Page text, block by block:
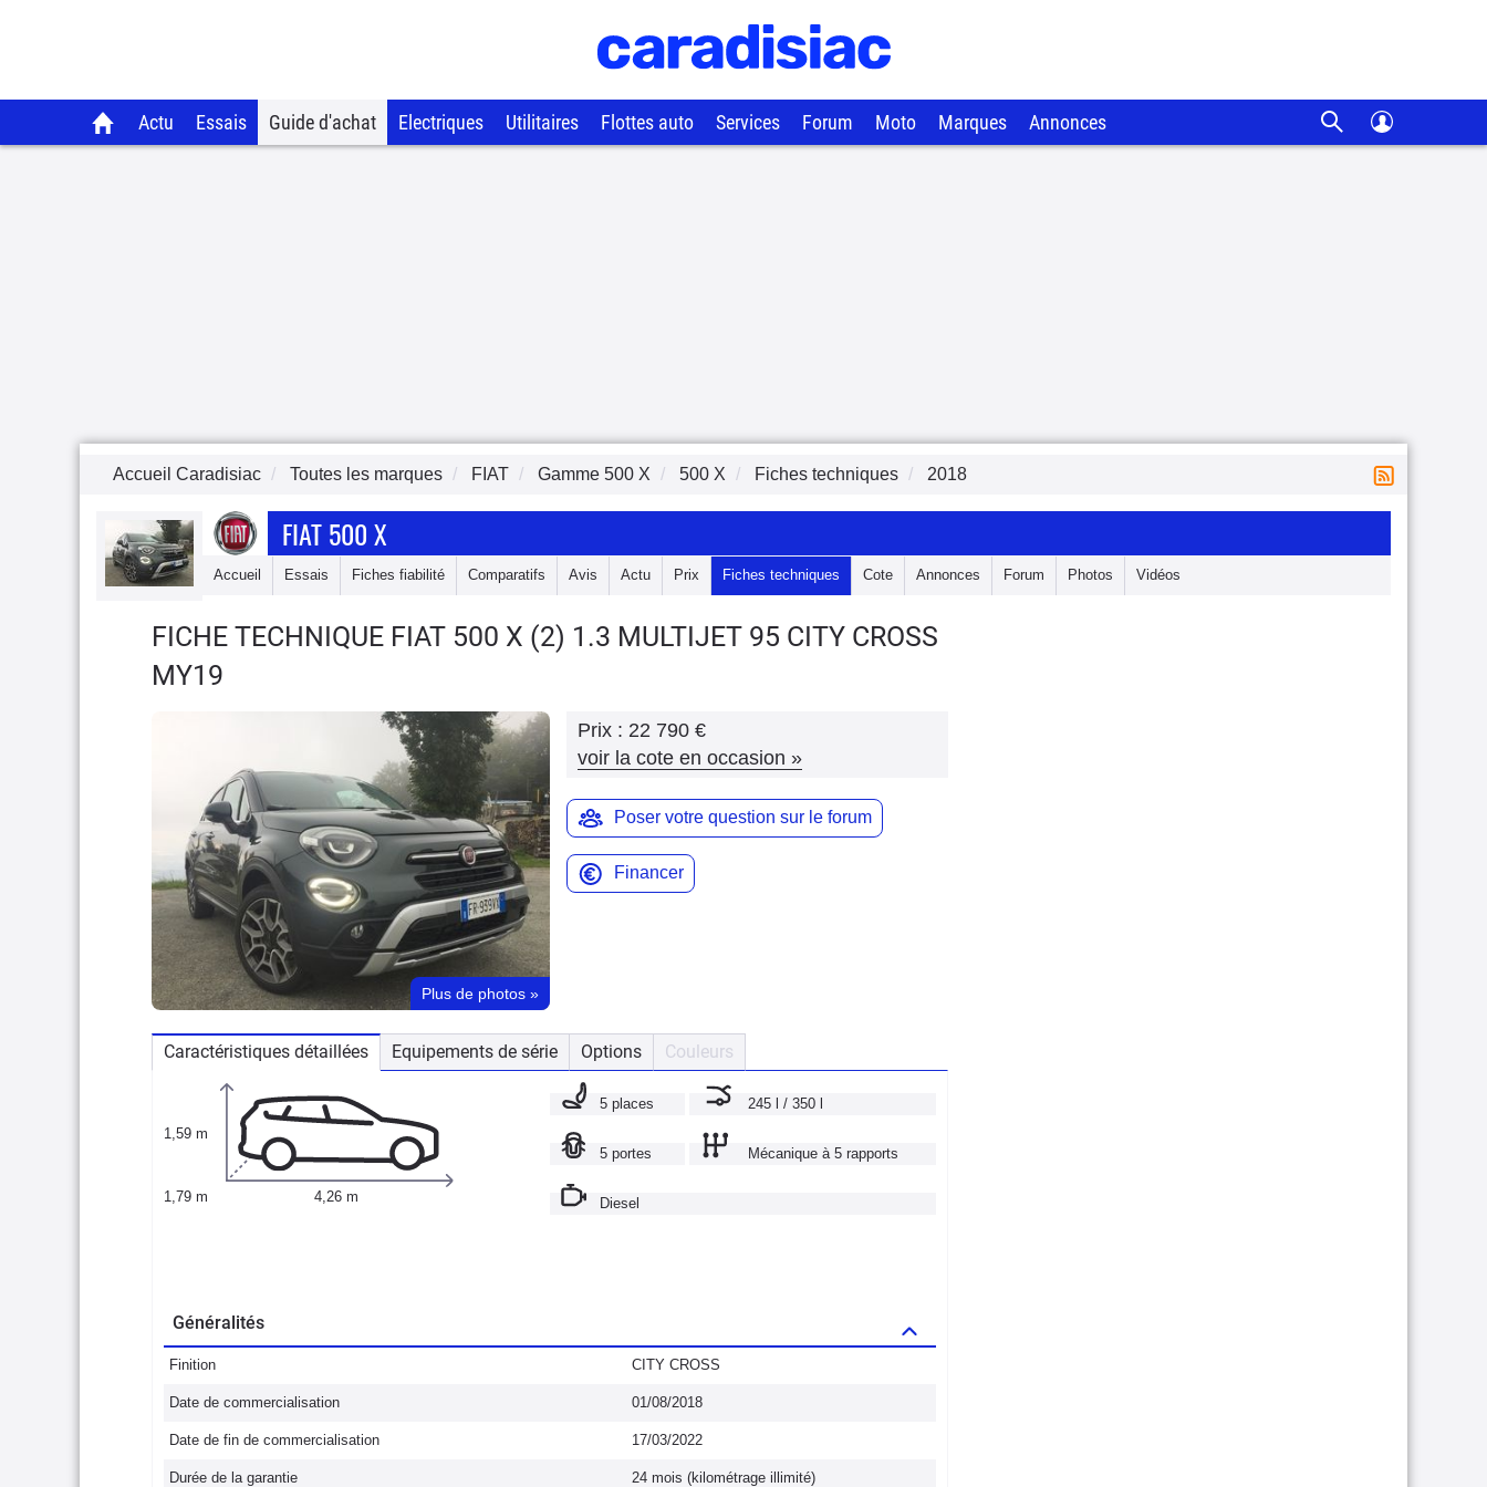
Actu Essais Guide d'achat Electriques Utilitaires Flottes auto Services Forum Moto Marques Annonces
Accueil Caradisiac Toutes les marques FIAT Gamme 500 X 500 X Fiches techniques 2018
FIAT 500 X
Accueil Essais Fiches fiabilité Comparatifs Avis Actu Prix Fiches techniques Cote Annonces Forum Photos Vidéos
FICHE TECHNIQUE FIAT 500 X (2) 1.3 MULTIJET 95 CITY CROSS
MY19
Plus de photos »
Prix : 22 790 €
voir la cote en occasion »
Poser votre question sur le forum
Financer
Caractéristiques détaillées Equipements de série Options Couleurs
1,59 m
1,79 m 4,26 m
5 places 245 l / 350 l
5 portes Mécanique à 5 rapports
Diesel
Généralités
Finition CITY CROSS
Date de commercialisation 01/08/2018
Date de fin de commercialisation 17/03/2022
Durée de la garantie 24 mois (kilométrage illimité)